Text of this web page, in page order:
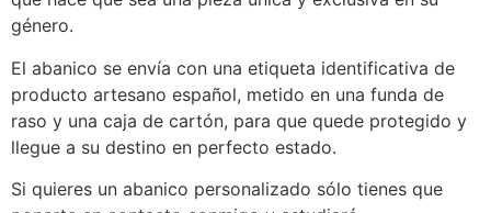
género.
El abanico se envía con una etiqueta identificativa de
producto artesano español, metido en una funda de
raso y una caja de cartón, para que quede protegido y
llegue a su destino en perfecto estado.
Si quieres un abanico personalizado sólo tienes que